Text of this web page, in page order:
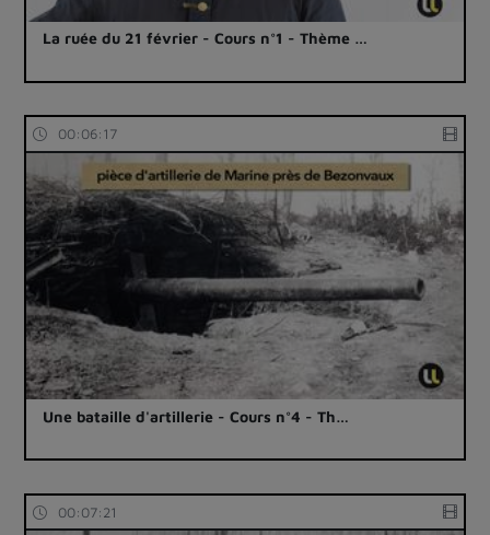
La ruée du 21 février - Cours n°1 - Thème …
00:06:17
Une bataille d'artillerie - Cours n°4 - Th…
00:07:21